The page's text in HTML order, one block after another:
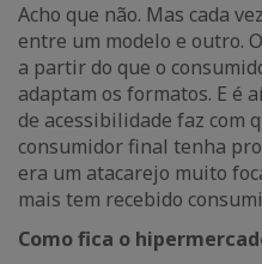
Acho que não. Mas cada
entre um modelo e outro.
a partir do que o
adaptam os formatos. E é
de acessibilidade faz com
consumidor final tenha
era um atacarejo muito
mais tem recebido
Como fica o